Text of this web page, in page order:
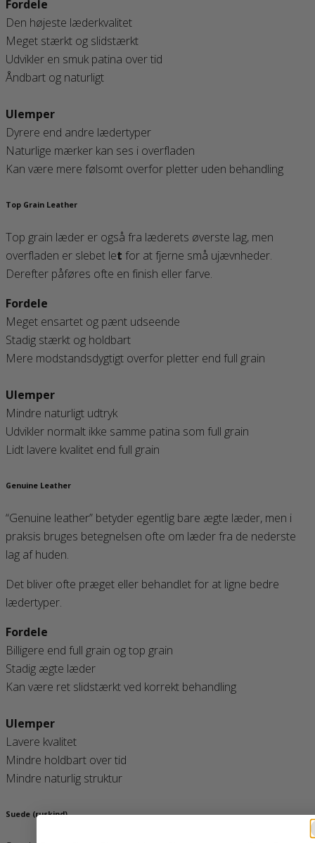
Fordele
Den højeste læderkvalitet
Meget stærkt og slidstærkt
Udvikler en smuk patina over tid
Åndbart og naturligt
Ulemper
Dyrere end andre lædertyper
Naturlige mærker kan ses i overfladen
Kan være mere følsomt overfor pletter uden behandling
Top Grain Leather
Top grain læder er også fra læderets øverste lag, men
overfladen er slebet let for at fjerne små ujævnheder.
Derefter påføres ofte en finish eller farve.
Fordele
Meget ensartet og pænt udseende
Stadig stærkt og holdbart
Mere modstandsdygtigt overfor pletter end full grain
Ulemper
Mindre naturligt udtryk
Udvikler normalt ikke samme patina som full grain
Lidt lavere kvalitet end full grain
Genuine Leather
“Genuine leather” betyder egentlig bare ægte læder, men i
praksis bruges betegnelsen ofte om læder fra de nederste
lag af huden.
Det bliver ofte præget eller behandlet for at ligne bedre
lædertyper.
Fordele
Billigere end full grain og top grain
Stadig ægte læder
Kan være ret slidstærkt ved korrekt behandling
Ulemper
Lavere kvalitet
Mindre holdbart over tid
Mindre naturlig struktur
Suede (ruskind)